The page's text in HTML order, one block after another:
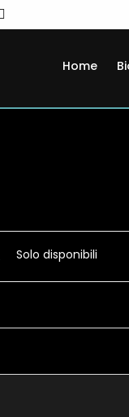
Home
Solo disponibili